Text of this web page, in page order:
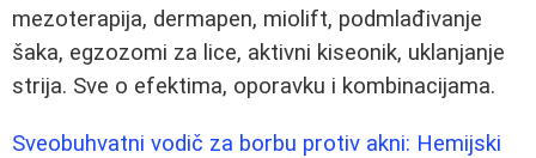
mezoterapija, dermapen, miolift, podmlađivanje
šaka, egzozomi za lice, aktivni kiseonik, uklanjanje
strija. Sve o efektima, oporavku i kombinacijama.
Sveobuhvatni vodič za borbu protiv akni: Hemijski